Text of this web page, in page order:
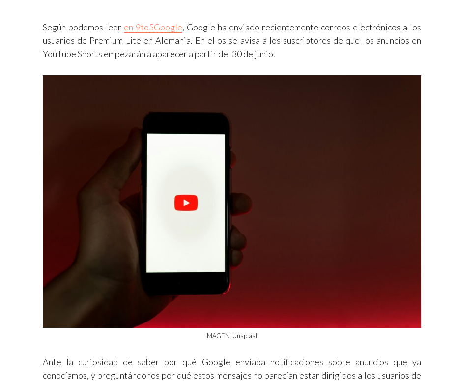
Según podemos leer en 9to5Google, Google ha enviado recientemente correos electrónicos a los
usuarios de Premium Lite en Alemania. En ellos se avisa a los suscriptores de que los anuncios en
YouTube Shorts empezarán a aparecer a partir del 30 de junio.
IMAGEN: Unsplash
Ante la curiosidad de saber por qué Google enviaba notificaciones sobre anuncios que ya
conocíamos, y preguntándonos por qué estos mensajes no parecían estar dirigidos a los usuarios de